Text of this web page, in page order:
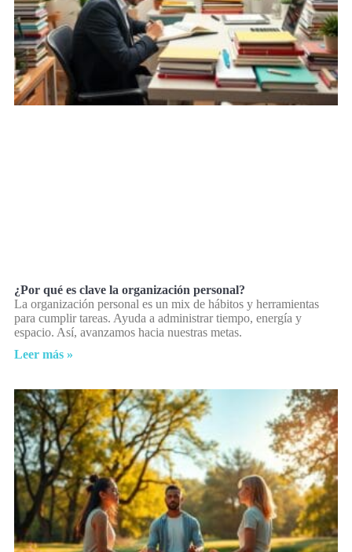
¿Por qué es clave la organización personal?
La organización personal es un mix de hábitos y herramientas
para cumplir tareas. Ayuda a administrar tiempo, energía y
espacio. Así, avanzamos hacia nuestras metas.
Leer más »